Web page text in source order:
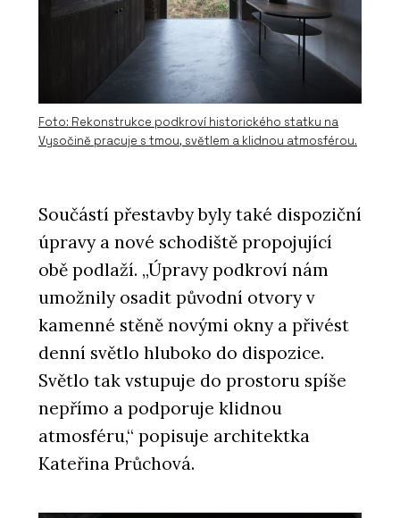
O FIRMĚ
PRODUKTY
Stropní vložky MIAKO – wienerberger
PRODUKTY
wienerberger
Foto: Rekonstrukce podkroví historického statku na
Vysočině pracuje s tmou, světlem a klidnou atmosférou.
Součástí přestavby byly také dispoziční
úpravy a nové schodiště propojující
obě podlaží. „Úpravy podkroví nám
umožnily osadit původní otvory v
kamenné stěně novými okny a přivést
denní světlo hluboko do dispozice.
Světlo tak vstupuje do prostoru spíše
nepřímo a podporuje klidnou
atmosféru,“ popisuje architektka
Kateřina Průchová.